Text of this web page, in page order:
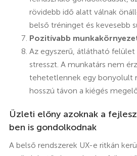
rövidebb idő alatt válnak
belső tréninget és kevesebb
Pozitívabb
Az egyszerű, átlátható felület
stresszt. A munkatárs nem
tehetetlennek egy bonyolult
hosszú távon a kiégés
Üzleti előny azoknak a
ben is gondolkodnak
A belső rendszerek UX-e ritkán